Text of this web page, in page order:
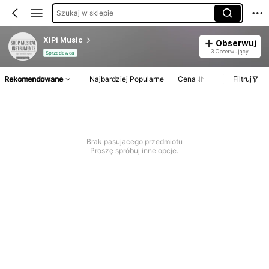
Szukaj w sklepie
XiPi Music
Sprzedawca
Obserwuj
3 Obserwujący
Rekomendowane Najbardziej Popularne Cena Filtruj
Brak pasujacego przedmiotu
Proszę spróbuj inne opcje.